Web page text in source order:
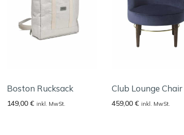
Boston Rucksack
149,00€ inkl. MwSt.
Club Lounge Chair
459,00€ inkl. MwSt.